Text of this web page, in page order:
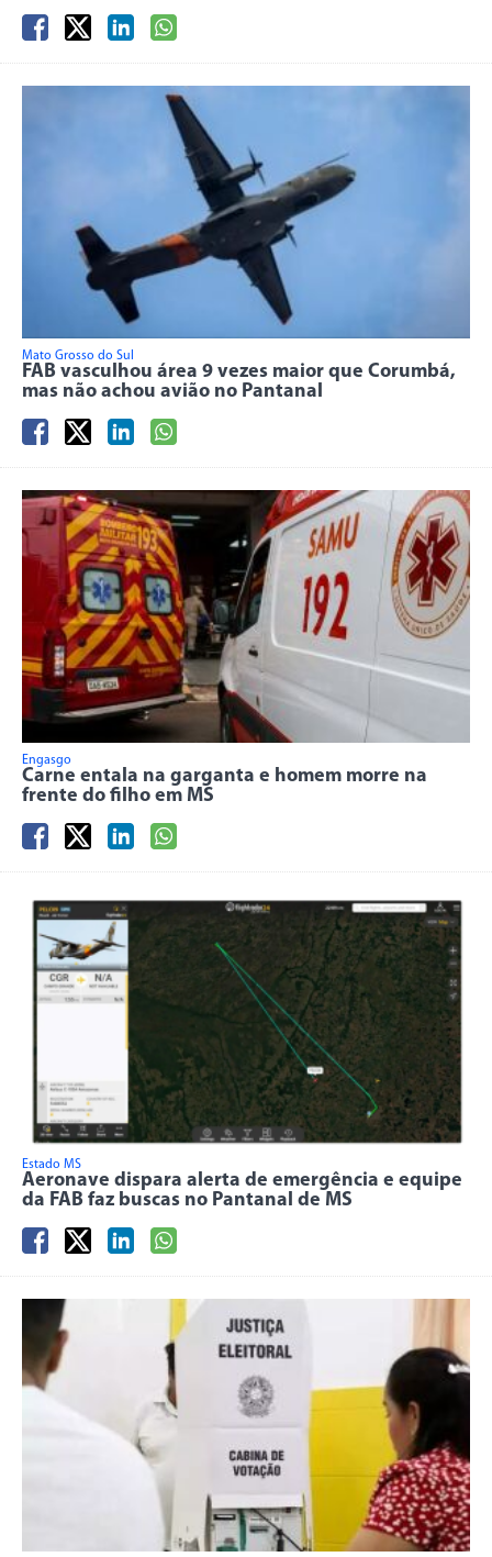
Mato Grosso do Sul
FAB vasculhou área 9 vezes maior que Corumbá,
mas não achou avião no Pantanal
Engasgo
Carne entala na garganta e homem morre na
frente do filho em MS
Estado MS
Aeronave dispara alerta de emergência e equipe
da FAB faz buscas no Pantanal de MS